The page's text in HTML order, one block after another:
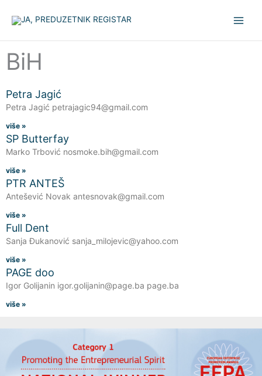
BiH
Petra Jagić
Petra Jagić petrajagic94@gmail.com
više »
SP Butterfay
Marko Trbović nosmoke.bih@gmail.com
više »
PTR ANTEŠ
Antešević Novak antesnovak@gmail.com
više »
Full Dent
Sanja Đukanović sanja_milojevic@yahoo.com
više »
PAGE doo
Igor Golijanin igor.golijanin@page.ba page.ba
više »